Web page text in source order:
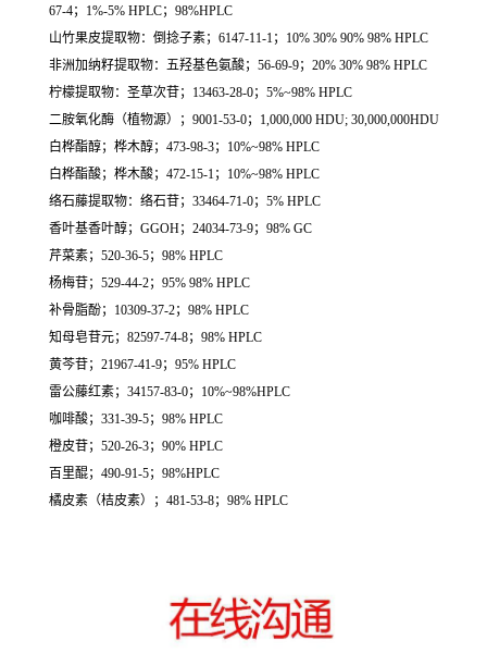
67-4；1%-5% HPLC；98%HPLC
山竹果皮提取物：倒捻子素；6147-11-1；10% 30% 90% 98% HPLC
非洲加纳籽提取物：五羟基色氨酸；56-69-9；20% 30% 98% HPLC
柠檬提取物：圣草次苷；13463-28-0；5%~98% HPLC
二胺氧化酶（植物源）；9001-53-0；1,000,000 HDU; 30,000,000HDU
白桦酯醇；桦木醇；473-98-3；10%~98% HPLC
白桦酯酸；桦木酸；472-15-1；10%~98% HPLC
络石藤提取物：络石苷；33464-71-0；5% HPLC
香叶基香叶醇；GGOH；24034-73-9；98% GC
芹菜素；520-36-5；98% HPLC
杨梅苷；529-44-2；95% 98% HPLC
补骨脂酚；10309-37-2；98% HPLC
知母皂苷元；82597-74-8；98% HPLC
黄芩苷；21967-41-9；95% HPLC
雷公藤红素；34157-83-0；10%~98%HPLC
咖啡酸；331-39-5；98% HPLC
橙皮苷；520-26-3；90% HPLC
百里醌；490-91-5；98%HPLC
橘皮素（桔皮素）；481-53-8；98% HPLC